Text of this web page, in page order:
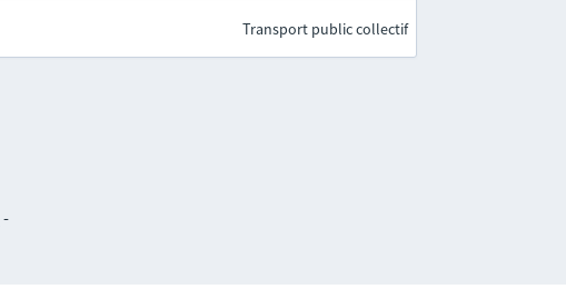
Transport public collectif
-